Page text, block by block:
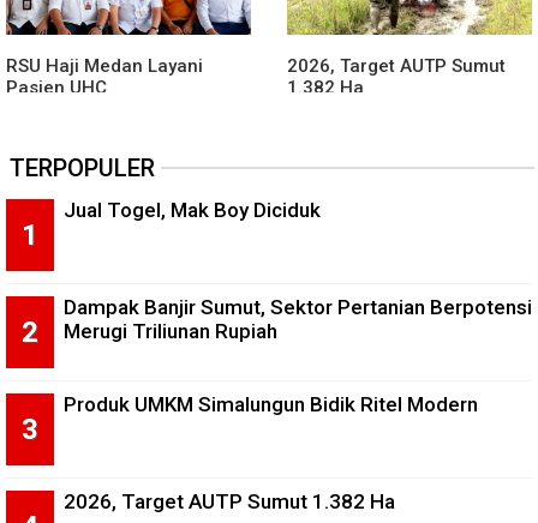
RSU Haji Medan Layani
Pasien UHC
2026, Target AUTP Sumut
1.382 Ha
TERPOPULER
Jual Togel, Mak Boy Diciduk
Dampak Banjir Sumut, Sektor Pertanian Berpotensi
Merugi Triliunan Rupiah
Produk UMKM Simalungun Bidik Ritel Modern
2026, Target AUTP Sumut 1.382 Ha